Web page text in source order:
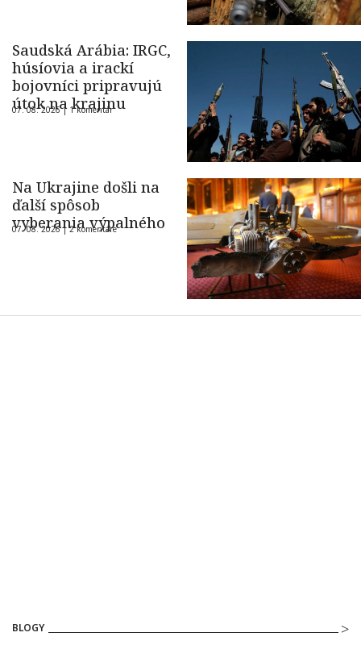
Saudská Arábia: IRGC,
húsíovia a irackí
bojovníci pripravujú
útok na krajinu
07. 08. 2026 | 1 komentár
Na Ukrajine došli na
ďalší spôsob
vyberania výpalného
07. 08. 2026 |2 komentáre
BLOGY